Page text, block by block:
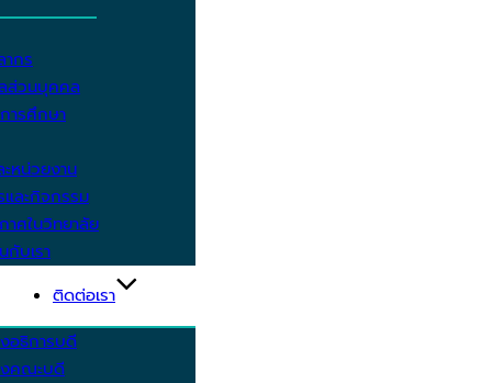
กร
ส่วนบุคคล
ารศึกษา
หน่วยงาน
และกิจกรรม
าศในวิทยาลัย
กับเรา
ติดต่อเรา
อธิการบดี
คณะบดี